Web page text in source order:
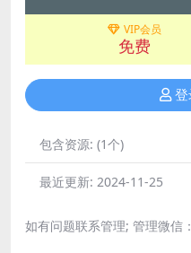
VIP会员
免费
登
包含资源: (1个)
最近更新: 2024-11-25
如有问题联系管理; 管理微信